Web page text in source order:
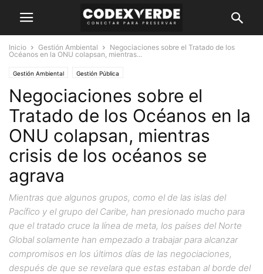
Inicio Gestión Ambiental
Negociaciones sobre el Tratado de los
Océanos en la ONU colapsan, mientras...
Gestión Ambiental Gestión Pública
Negociaciones sobre el
Tratado de los Océanos en la
ONU colapsan, mientras
crisis de los océanos se
agrava
Mientras que algunos grupos, como el de las islas del
Pacífico y el grupo del Caribe, han presionado mucho para
que el tratado cruce la línea de meta, los países del Norte
Global solamente han empezado a trabajar para alcanzar
compromisos en los últimos días de las negociaciones,
después de que se revelara que estas estaban al borde del